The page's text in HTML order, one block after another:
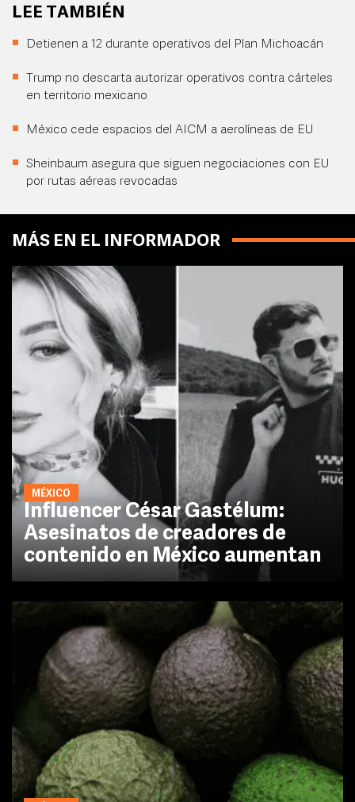
LEE TAMBIÉN
Detienen a 12 durante operativos del Plan Michoacán
Trump no descarta autorizar operativos contra cárteles
en territorio mexicano
México cede espacios del AICM a aerolíneas de EU
Sheinbaum asegura que siguen negociaciones con EU
por rutas aéreas revocadas
MÁS EN EL INFORMADOR
MÉXICO
Influencer César Gastélum:
Asesinatos de creadores de
contenido en México aumentan